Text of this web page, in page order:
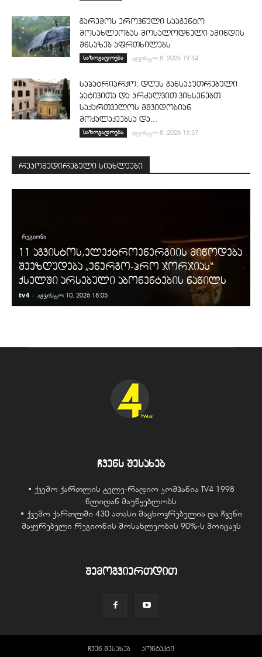
გარემოს ეროვნული სააგენტო
მოსახლეობას მოსალოდნელი ამინდის
შწსაზებ აფრთხილებს
საზოგადოება აგვისტო 8, 2026 19:34
საპატრიარქო: დღეს განსაკუთრებული
პატივითა და კრძალვით ვიხსენებთ
საქართველოს მშვიდობიან
მოქალაქეებსა და...
საზოგადოება აგვისტო 8, 2026 16:37
რეკომედირებული სიახლეები
ᲠᲔᲒᲘᲝᲜᲘ
11 აგვისტოს,ელექტროენერგიის მიწოდება
შეეზღუდება „ენერგო-პრო ჯორჯიას“
ქსელში არსებული აბონენტების ნაწილს
tv4 - აგვისტო 10, 2026 18:05
ჩვენს შესახებ
• ქვემო ქართლის ტელე-რადიო კომპანია TV4 1998
წლიდან მაუწყებლობს
• ქვემო ქართლში 430 ათასი მაცხოვრებელია და ჩვენი
მაყურებელი რეგიონის მოსახლეობის 90%-ს მოიცავს
შემოგვიერთდით
ჩვენ შესახებ კონტაქტი